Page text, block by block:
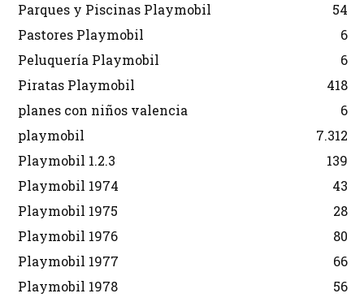
Parques y Piscinas Playmobil
54
Pastores Playmobil
6
Peluquería Playmobil
6
Piratas Playmobil
418
planes con niños valencia
6
playmobil
7.312
Playmobil 1.2.3
139
Playmobil 1974
43
Playmobil 1975
28
Playmobil 1976
80
Playmobil 1977
66
Playmobil 1978
56